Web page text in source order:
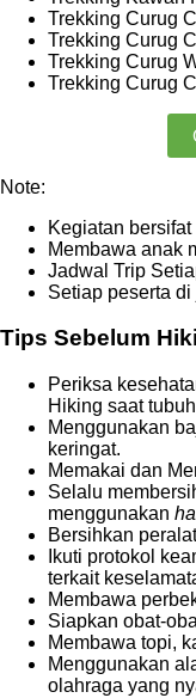
Trekking Curug
Trekking Curug
Trekking Curug
Trekking Curug
Note:
Kegiatan
Membawa anak
Jadwal Trip
Setiap peserta
Tips Sebelum
Periksa
Hiking saat
Menggunakan
keringat.
Memakai dan
Selalu
menggunakan
Bersihkan
Ikuti protokol
terkait
Membawa
Siapkan obat-
Membawa topi,
Menggunakan
olahraga yang